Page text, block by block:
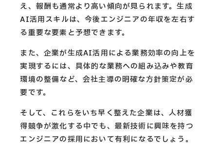
え、報酬も通常より高い傾向が見られます。生成
AI活用スキルは、今後エンジニアの年収を左右す
る重要な要素と予想できます。
また、企業が生成AI活用による業務効率の向上を
実現するには、具体的な業務への組み込みや教育
環境の整備など、会社主導の明確な方針策定が必
要です。
そして、これらをいち早く整えた企業は、人材獲
得競争が激化する中でも、最新技術に興味を持つ
エンジニアの採用において有利になるでしょう。